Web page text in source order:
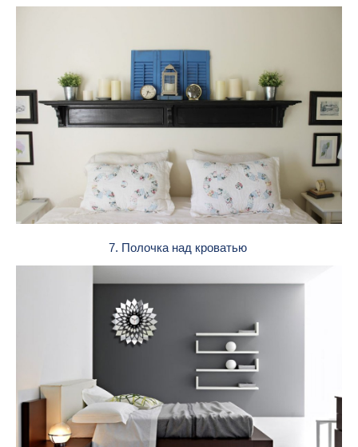
7. Полочка над кроватью